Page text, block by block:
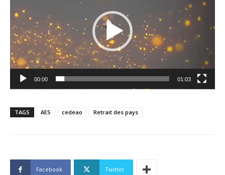
00:00 01:03
TAGS AES cedeao Retrait des pays
Facebook Twitter